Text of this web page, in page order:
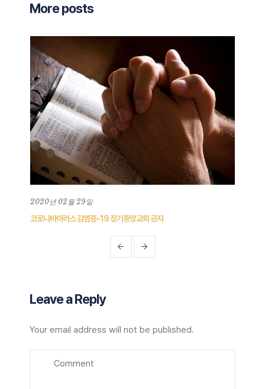
More posts
2020년 02월 29일
코로나바이러스 감염증-19 장기중앙교회 공지
Leave a Reply
Your email address will not be published.